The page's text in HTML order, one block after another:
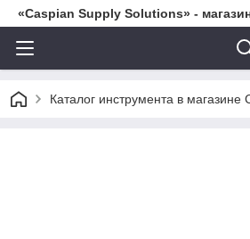
«Caspian Supply Solutions» -
Каталог инструмента в